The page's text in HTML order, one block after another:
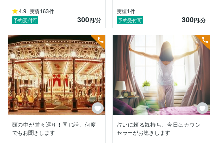
現場の仕事についていけて無いと思うことが増え、悩み
ました。
客観的にどうだったかはわかりませんが、
私の中では「もう辞めよう」と考える様になり、
心理カウンセラーを目指した訳です。
「私は人の話を聴くことでお役に立ちたい」
これに特化したいと思ったのだと思います。
直ぐにプロのカウンセラーから指導を受け始め、
2021年、心理カウンセラーとして独立しました。
4.9 実績163件
予約受付可
300円/分
実績1 件
予約受付可
300円/分
頭の中が堂々巡り！同じ話、何度
でもお聞きします
占いに頼る気持ち、今日はカウン
セラーがお聴きします